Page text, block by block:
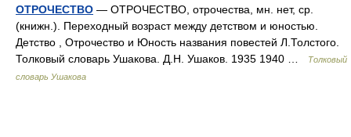
ОТРОЧЕСТВО — ОТРОЧЕСТВО, отрочества, мн. нет, ср.
(книжн.). Переходный возраст между детством и юностью.
Детство , Отрочество и Юность названия повестей Л.Толстого.
Толковый словарь Ушакова. Д.Н. Ушаков. 1935 1940 …
Толковый
словарь Ушакова